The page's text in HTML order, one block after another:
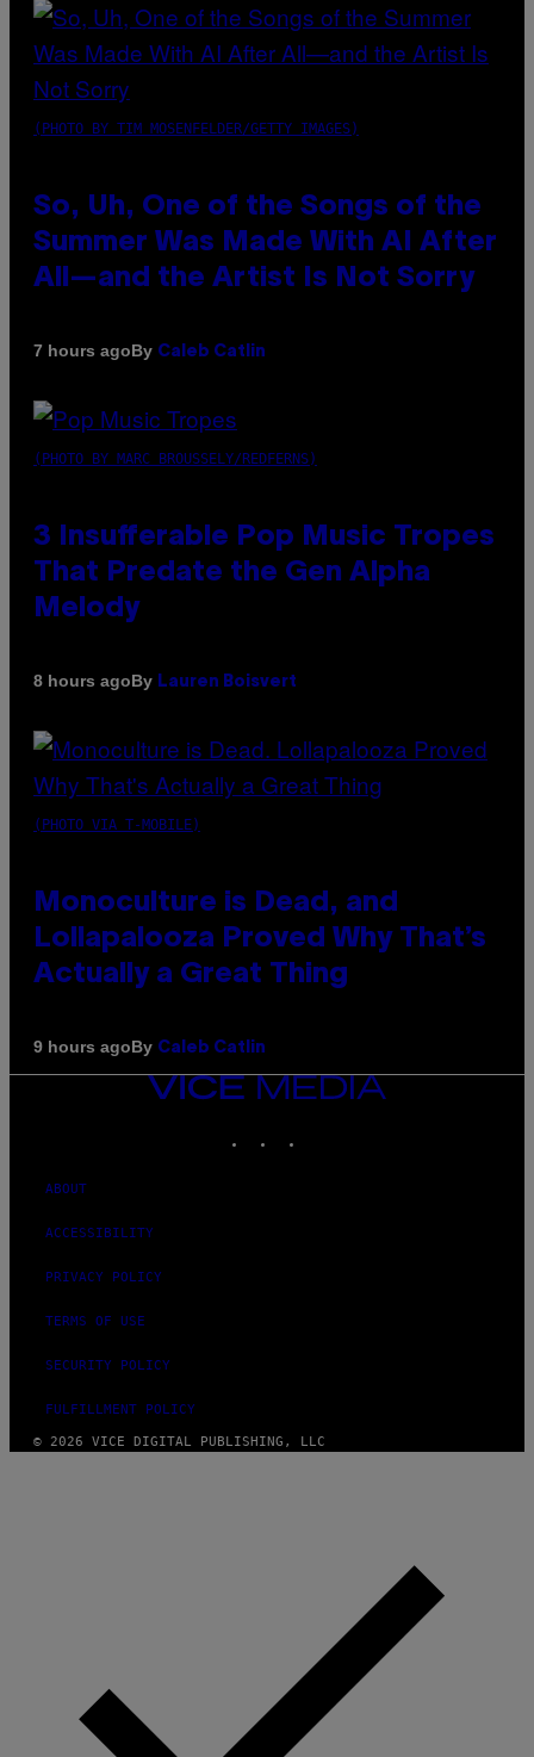
(PHOTO BY TIM MOSENFELDER/GETTY IMAGES)
So, Uh, One of the Songs of the
Summer Was Made With AI After
All—and the Artist Is Not Sorry
7 hours agoBy Caleb Catlin
(PHOTO BY MARC BROUSSELY/REDFERNS)
3 Insufferable Pop Music Tropes
That Predate the Gen Alpha
Melody
8 hours agoBy Lauren Boisvert
(PHOTO VIA T-MOBILE)
Monoculture is Dead, and
Lollapalooza Proved Why That’s
Actually a Great Thing
9 hours agoBy Caleb Catlin
VICE
MEDIA
ABOUT
ACCESSIBILITY
PRIVACY POLICY
TERMS OF USE
SECURITY POLICY
FULFILLMENT POLICY
© 2026 VICE DIGITAL PUBLISHING, LLC